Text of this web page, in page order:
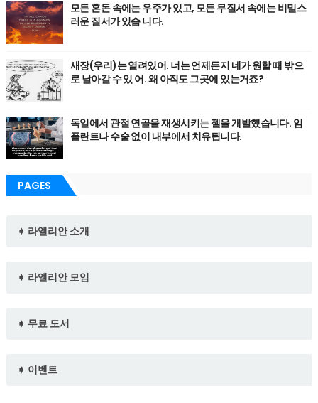
모든 혼돈 속에는 우주가 있고, 모든 무질서 속에는 비밀스
러운 질서가 있습 니다.
새장(우리)는 열려있어. 너는 언제든지 네가 원할 때 밖으
로 날아갈 수 있 어. 왜 아직도 그곳에 있는거죠?
독일에서 관절 연골을 재생시키는 젤을 개발했습니다. 임
플란트나 수술 없이 내부에서 치유됩니다.
PAGES
➧ 라엘리안 소개
➧ 라엘리안 모임
➧ 무료 도서
➧ 이벤트